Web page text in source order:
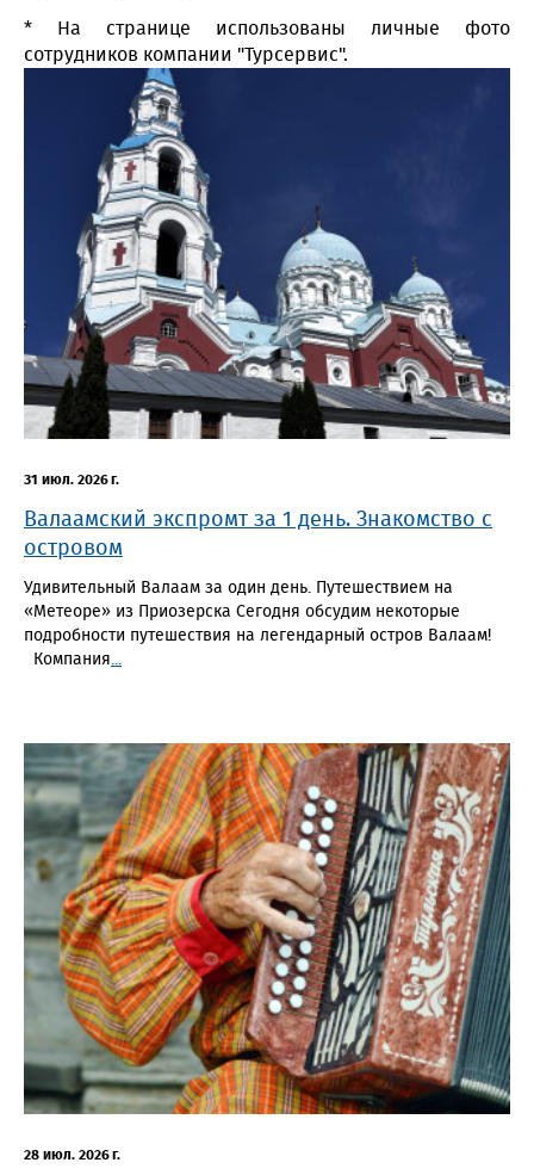
* На странице использованы личные фото
сотрудников компании "Турсервис".
31 июл. 2026 г.
Валаамский экспромт за 1 день. Знакомство с
островом
Удивительный Валаам за один день. Путешествием на
«Метеоре» из Приозерска Сегодня обсудим некоторые
подробности путешествия на легендарный остров Валаам!
Компания...
28 июл. 2026 г.